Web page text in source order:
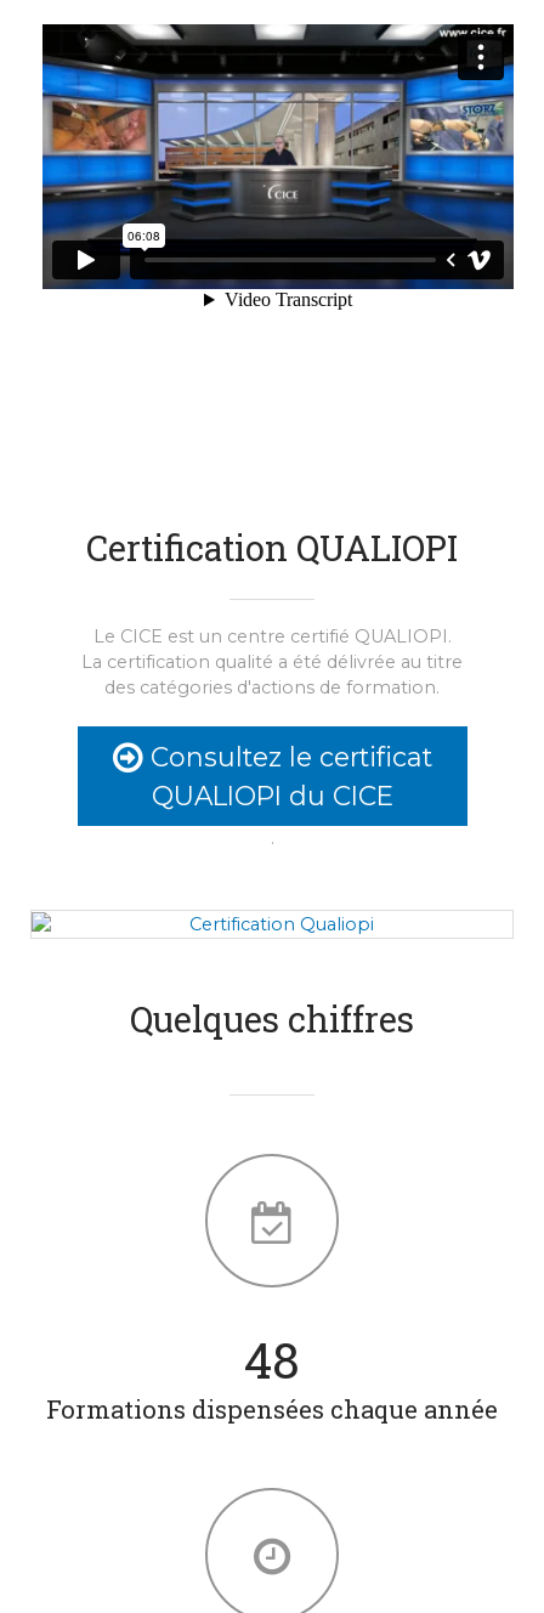
Certification QUALIOPI
Le CICE est un centre certifié QUALIOPI.
La certification qualité a été délivrée au titre
des catégories d'actions de formation.
Consultez le certificat
QUALIOPI du CICE
.
Quelques chiffres
63
Formations dispensées chaque année